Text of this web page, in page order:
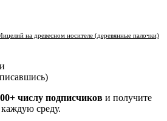
на древесном носителе (деревянные палочки)
числу подписчиков и получите
среду.